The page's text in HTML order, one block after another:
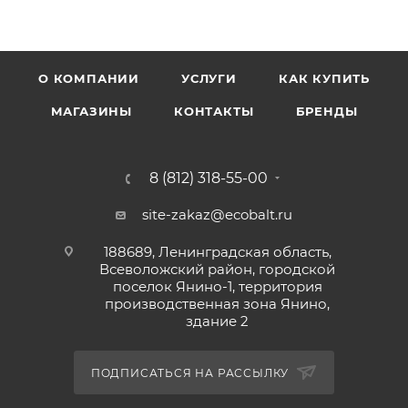
О КОМПАНИИ УСЛУГИ КАК КУПИТЬ
МАГАЗИНЫ КОНТАКТЫ БРЕНДЫ
8 (812) 318-55-00
site-zakaz@ecobalt.ru
188689, Ленинградская область,
Всеволожский район, городской
поселок Янино-1, территория
производственная зона Янино,
здание 2
ПОДПИСАТЬСЯ НА РАССЫЛКУ